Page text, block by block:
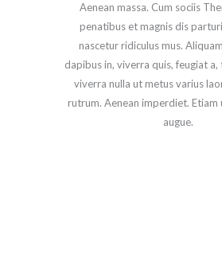
Aenean massa. Cum sociis
penatibus et magnis dis
nascetur ridiculus mus.
dapibus in, viverra quis, feugiat a,
viverra nulla ut metus varius
rutrum. Aenean imperdiet. Etiam
augue.